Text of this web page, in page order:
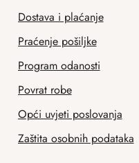
Dostava i plaćanje
Praćenje pošiljke
Program odanosti
Povrat robe
Opći uvjeti poslovanja
Zaštita osobnih podataka